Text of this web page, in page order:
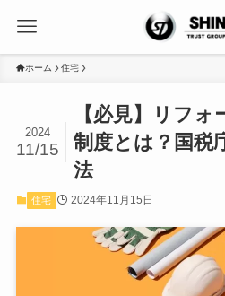
ホーム 住宅
【必見】リフ
制度とは？国税
法
2024
11/15
住宅 2024年11月15日